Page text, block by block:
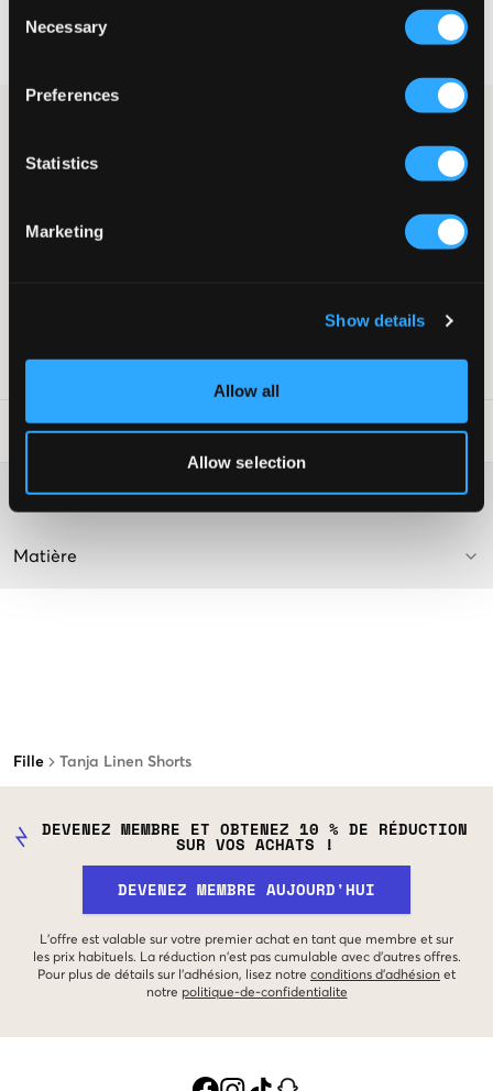
Selection
Necessary
Preferences
Statistics
Marketing
Show details
Allow all
Allow selection
Fille Tanja Linen Shorts
Garantie de remboursement pendant 60 jours
un élastique et un laçage, et la coupe est détendue. Des poches
sont placées sur le côté. Ces shorts, vous pouvez les porter aussi
Élastique
Numéro d'article
Conseils de lavage:
Plus d'informations sur les instructions de lavage
Matière
DEVENEZ MEMBRE ET OBTENEZ 10 % DE RÉDUCTION
SUR VOS ACHATS !
DEVENEZ MEMBRE AUJOURD'HUI
L'offre est valable sur votre premier achat en tant que membre et sur
les prix habituels. La réduction n'est pas cumulable avec d'autres offres.
Pour plus de détails sur l'adhésion, lisez notre conditions d'adhésion et
notre politique-de-confidentialite